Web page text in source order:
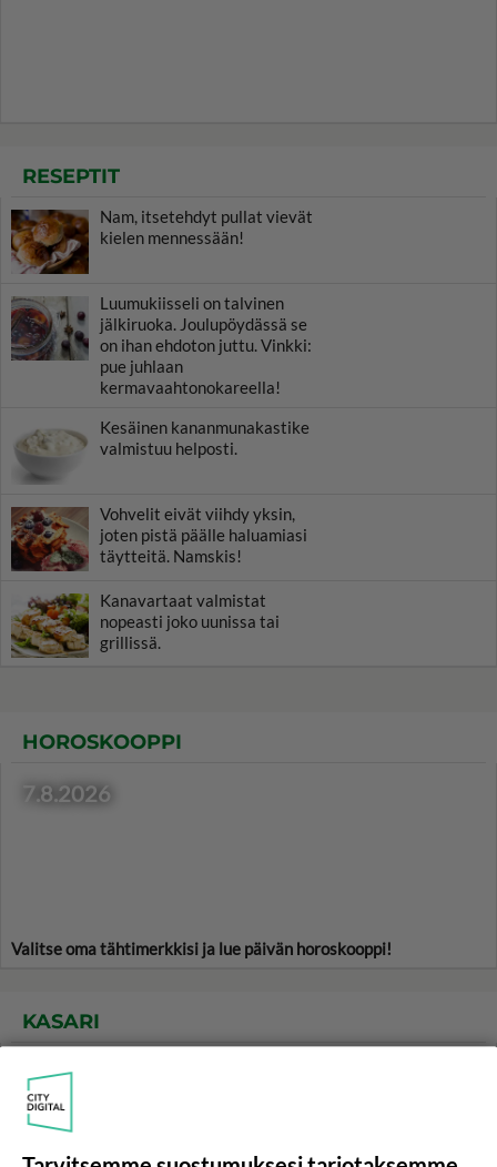
RESEPTIT
Nam, itsetehdyt pullat vievät
kielen mennessään!
Luumukiisseli on talvinen
jälkiruoka. Joulupöydässä se
on ihan ehdoton juttu. Vinkki:
pue juhlaan
kermavaahtonokareella!
Kesäinen kananmunakastike
valmistuu helposti.
Vohvelit eivät viihdy yksin,
joten pistä päälle haluamiasi
täytteitä. Namskis!
Kanavartaat valmistat
nopeasti joko uunissa tai
grillissä.
HOROSKOOPPI
7.8.2026
Valitse oma tähtimerkkisi ja lue päivän horoskooppi!
KASARI